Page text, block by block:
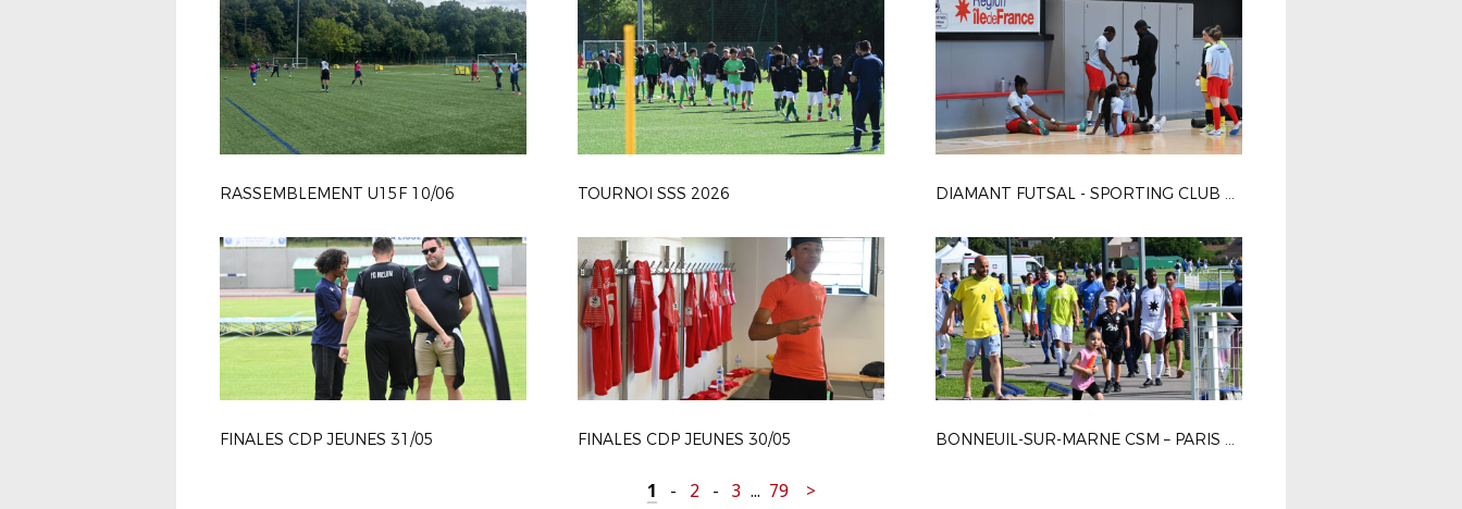
RASSEMBLEMENT U15F 10/06 TOURNOI SSS 2026 DIAMANT FUTSAL - SPORTING CLUB PARIS 4-2
FINALES CDP JEUNES 31/05 FINALES CDP JEUNES 30/05 BONNEUIL-SUR-MARNE CSM – PARIS 13 ATLETICO 1-0
1 - 2 - 3 ... 79 >